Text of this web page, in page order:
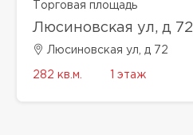
Торговая площадь
Люсиновская ул, д 72
Люсиновская ул, д 72
282 кв.м. 1 этаж